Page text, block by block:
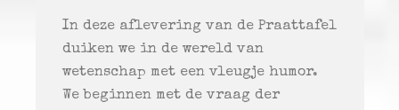
In deze aflevering van de Praattafel
duiken we in de wereld van
wetenschap met een vleugje humor.
We beginnen met de vraag der